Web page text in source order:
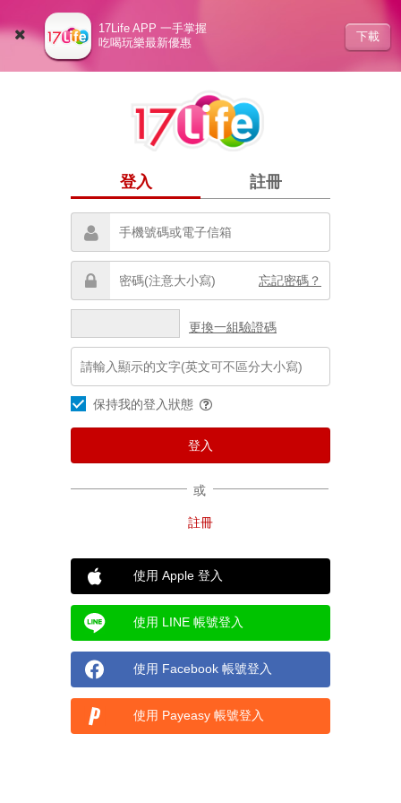
17Life APP 一手掌握
吃喝玩樂最新優惠
下載
登入 註冊
忘記密碼？
更換一組驗證碼
保持我的登入狀態
或
使用 Apple 登入
使用 LINE 帳號登入
使用 Facebook 帳號登入
使用 Payeasy 帳號登入